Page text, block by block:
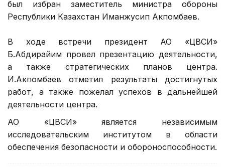
был избран заместитель министра обороны
Республики Казахстан Иманжусип Акпомбаев.
В ходе встречи президент АО «ЦВСИ»
Б.Абдирайим провел презентацию деятельности,
а также стратегических планов центра.
И.Акпомбаев отметил результаты достигнутых
работ, а также пожелал успехов в дальнейшей
деятельности центра.
АО «ЦВСИ» является независимым
исследовательским институтом в области
обеспечения безопасности и обороноспособности.